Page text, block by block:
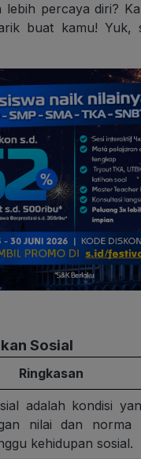
percaya diri?
buat kamu! Yuk,
Sosial
Ringkasan
adalah kondisi
nilai dan norma
kehidupan sosial.